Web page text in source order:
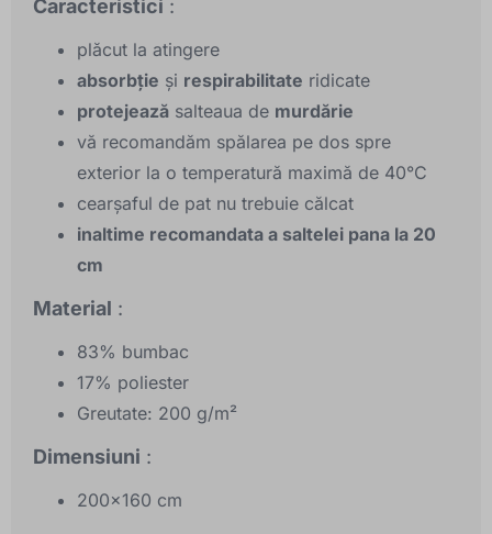
Caracteristici :
plăcut la atingere
absorbție și respirabilitate ridicate
protejează salteaua de murdărie
vă recomandăm spălarea pe dos spre
exterior la o temperatură maximă de 40°C
cearşaful de pat nu trebuie călcat
inaltime recomandata a saltelei pana la 20
cm
Material :
83% bumbac
17% poliester
Greutate: 200 g/m²
Dimensiuni :
200x160 cm